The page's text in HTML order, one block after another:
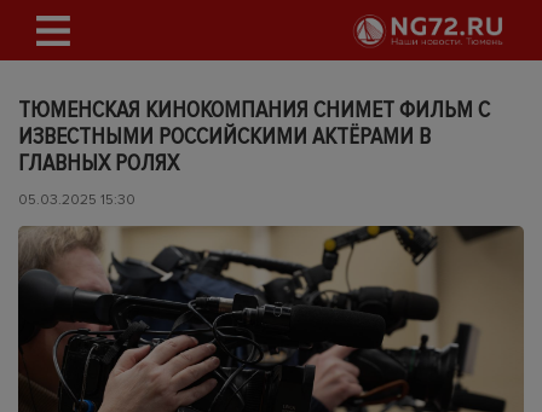
ТЮМЕНСКАЯ КИНОКОМПАНИЯ СНИМЕТ ФИЛЬМ С
ИЗВЕСТНЫМИ РОССИЙСКИМИ АКТЁРАМИ В
ГЛАВНЫХ РОЛЯХ
05.03.2025 15:30